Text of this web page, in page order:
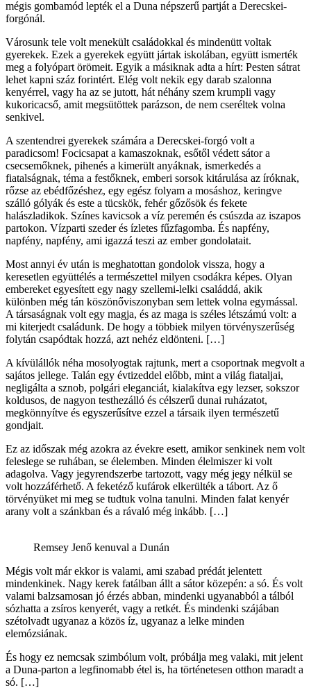
mégis gombamód lepték el a Duna népszerű partját a Derecskei-
forgónál.
Városunk tele volt menekült családokkal és mindenütt voltak
gyerekek. Ezek a gyerekek együtt jártak iskolában, együtt ismerték
meg a folyópart örömeit. Egyik a másiknak adta a hírt: Pesten sátrat
lehet kapni száz forintért. Elég volt nekik egy darab szalonna
kenyérrel, vagy ha az se jutott, hát néhány szem krumpli vagy
kukoricacső, amit megsütöttek parázson, de nem cseréltek volna
senkivel.
A szentendrei gyerekek számára a Derecskei-forgó volt a
paradicsom! Focicsapat a kamaszoknak, esőtől védett sátor a
csecsemőknek, pihenés a kimerült anyáknak, ismerkedés a
fiatalságnak, téma a festőknek, emberi sorsok kitárulása az íróknak,
rőzse az ebédfőzéshez, egy egész folyam a mosáshoz, keringve
szálló gólyák és este a tücskök, fehér gőzősök és fekete
halászladikok. Színes kavicsok a víz peremén és csúszda az iszapos
partokon. Vízparti szeder és ízletes fűzfagomba. És napfény,
napfény, napfény, ami igazzá teszi az ember gondolatait.
Most annyi év után is meghatottan gondolok vissza, hogy a
keresetlen együttélés a természettel milyen csodákra képes. Olyan
embereket egyesített egy nagy szellemi-lelki családdá, akik
különben még tán köszönőviszonyban sem lettek volna egymással.
A társaságnak volt egy magja, és az maga is széles létszámú volt: a
mi kiterjedt családunk. De hogy a többiek milyen törvényszerűség
folytán csapódtak hozzá, azt nehéz eldönteni. […]
A kívülállók néha mosolyogtak rajtunk, mert a csoportnak megvolt a
sajátos jellege. Talán egy évtizeddel előbb, mint a világ fiataljai,
negligálta a sznob, polgári eleganciát, kialakítva egy lezser, sokszor
koldusos, de nagyon testhezálló és célszerű dunai ruházatot,
megkönnyítve és egyszerűsítve ezzel a társaik ilyen természetű
gondjait.
Ez az időszak még azokra az évekre esett, amikor senkinek nem volt
feleslege se ruhában, se élelemben. Minden élelmiszer ki volt
adagolva. Vagy jegyrendszerbe tartozott, vagy még jegy nélkül se
volt hozzáférhető. A feketéző kufárok elkerülték a tábort. Az ő
törvényüket mi meg se tudtuk volna tanulni. Minden falat kenyér
arany volt a szánkban és a rávaló még inkább. […]
Remsey Jenő kenuval a Dunán
Mégis volt már ekkor is valami, ami szabad prédát jelentett
mindenkinek. Nagy kerek fatálban állt a sátor közepén: a só. És volt
valami balzsamosan jó érzés abban, mindenki ugyanabból a tálból
sózhatta a zsíros kenyerét, vagy a retkét. És mindenki szájában
szétolvadt ugyanaz a közös íz, ugyanaz a lelke minden
elemózsiának.
És hogy ez nemcsak szimbólum volt, próbálja meg valaki, mit jelent
a Duna-parton a legfinomabb étel is, ha történetesen otthon maradt a
só. […]